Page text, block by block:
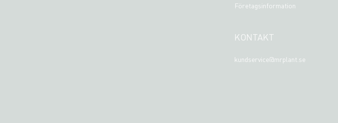
Företagsinformation
KONTAKT
kundservice@mrplant.se